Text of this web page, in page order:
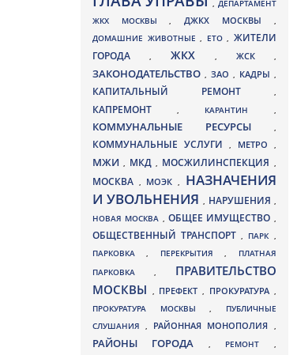
, ДЕПАРТАМЕНТ
ЖКХ МОСКВЫ,ДЖКХ МОСКВЫ ,
ДОМАШНИЕ ЖИВОТНЫЕ , ЕТО , ЖИТЕЛИ
ГОРОДА
, ЖКХ , ЖСК ,
ЗАКОНОДАТЕЛЬСТВО , ЗАО , КАДРЫ ,
КАПИТАЛЬНЫЙ РЕМОНТ ,
КАПРЕМОНТ , КАРАНТИН ,
КОММУНАЛЬНЫЕ РЕСУРСЫ ,
КОММУНАЛЬНЫЕ УСЛУГИ , МЕТРО ,
МЖИ, МКД , МОСЖИЛИНСПЕКЦИЯ ,
МОСКВА , МОЭК ,
НАЗНАЧЕНИЯ
И УВОЛЬНЕНИЯ , НАРУШЕНИЯ ,
НОВАЯ МОСКВА , ОБЩЕЕ ИМУЩЕСТВО ,
ОБЩЕСТВЕННЫЙ ТРАНСПОРТ, ПАРК ,
ПАРКОВКА, ПЕРЕКРЫТИЯ,
ПЛАТНАЯ
ПАРКОВКА ,
ПРАВИТЕЛЬСТВО
МОСКВЫ , ПРЕФЕКТ, ПРОКУРАТУРА ,
ПРОКУРАТУРА МОСКВЫ ,
ПУБЛИЧНЫЕ
СЛУШАНИЯ, РАЙОННАЯ МОНОПОЛИЯ ,
РАЙОНЫ ГОРОДА , РЕМОНТ ,